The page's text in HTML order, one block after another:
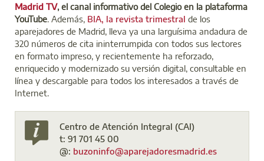
Madrid TV, el canal informativo del Colegio en la plataforma
YouTube . Además, BIA, la revista trimestral de los
aparejadores de Madrid, lleva ya una larguísima andadura de
320 números de cita ininterrumpida con todos sus lectores
en formato impreso, y recientemente ha reforzado,
enriquecido y modernizado su versión digital, consultable en
línea y descargable para todos los interesados a través de
Internet.
Centro de Atención Integral (CAI)
t: 91 701 45 00
@: buzoninfo@aparejadoresmadrid.es